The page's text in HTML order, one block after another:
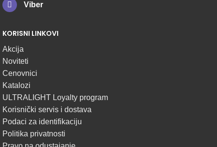
Viber
KORISNI LINKOVI
Akcija
Noviteti
Cenovnici
Katalozi
ULTRALIGHT Loyalty program
Korisnički servis i dostava
Podaci za identifikaciju
Politika privatnosti